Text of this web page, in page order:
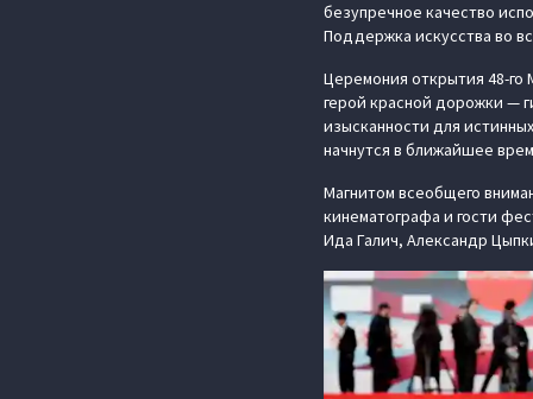
безупречное качество
Поддержка искусства во
Церемония открытия 48-го
герой красной дорожки —
изысканности для
начнутся в ближайшее
Магнитом всеобщего
кинематографа и гости
Ида Галич, Александр